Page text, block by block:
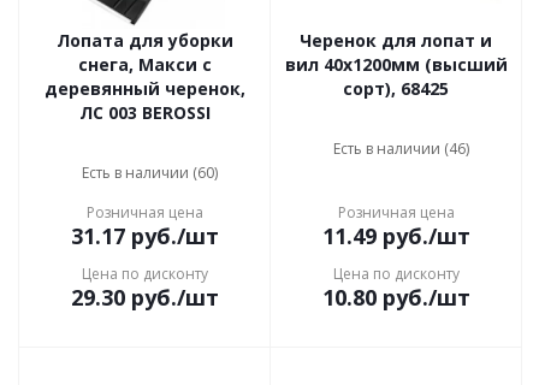
Лопата для уборки
снега, Макси с
деревянный черенок,
ЛС 003 BEROSSI
Есть в наличии (60)
Розничная цена
31.17руб./шт
Цена по дисконту
29.30руб./шт
Черенок для лопат и
вил 40x1200мм (высший
сорт), 68425
Есть в наличии (46)
Розничная цена
11.49руб./шт
Цена по дисконту
10.80руб./шт